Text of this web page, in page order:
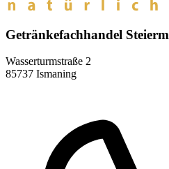
Getränkefachhandel
Wasserturmstraße 2
85737 Ismaning